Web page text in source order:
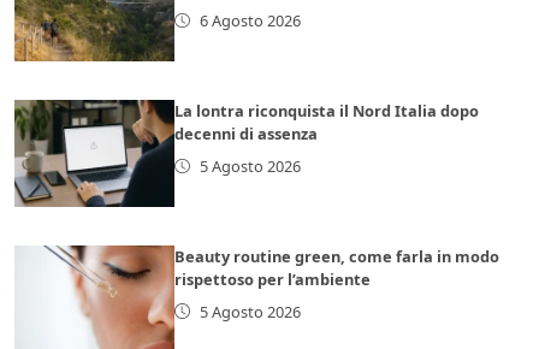
6 Agosto 2026
La lontra riconquista il Nord Italia dopo
decenni di assenza
5 Agosto 2026
Beauty routine green, come farla in modo
rispettoso per l’ambiente
5 Agosto 2026